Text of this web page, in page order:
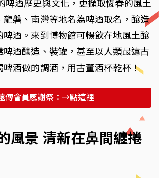
啤酒歷史與文化，更擷取恆春的風土
龍磐、南灣等地名為啤酒取名，釀造
啤酒。來到博物館可暢飲在地風土釀
啤酒釀造、裝罐，甚至以人類最遠古
啤酒做的調酒，用古董酒杯乾杯！
傳會員感謝祭：→點這裡
風景 清新在鼻間纏捲